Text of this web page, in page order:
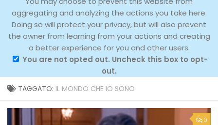
aggregating and analyzing the actions you take here.
Doing so will protect your privacy, but will also prevent
the owner from learning from your actions and creating
a better experience for you and other users.
You are not opted out. Uncheck this box to opt-
out.
TAGGATO: IL MONDO CHE IO SONO
0